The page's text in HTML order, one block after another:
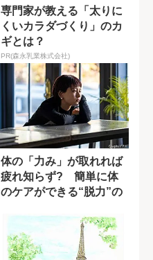
専門家が教える「太りに
くいカラダづくり」のカ
ギとは？
PR(森永乳業株式会社)
体の「力み」が取れれば
疲れ知らず? 簡単に体
のケアができる“脱力”の